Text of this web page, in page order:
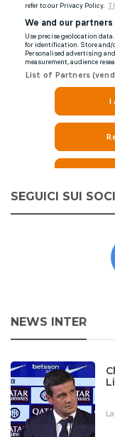
SEGUICI SUI
NEWS INTER